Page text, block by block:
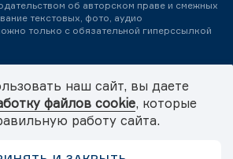
об авторском праве и смежных
текстовых, фото, аудио
только с обязательной гиперссылкой
TV BRICS – пространство медиадипломатии.
объединенную повестку БРИКС+
обмена между партнерами TV BRICS.
данных
наш сайт, вы даете
файлов cookie, которые
работу сайта.